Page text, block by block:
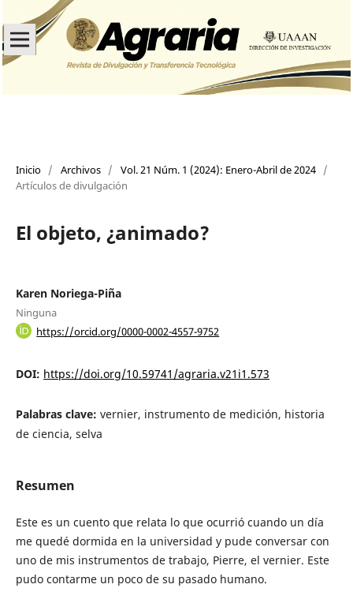
Inicio / Archivos / Vol. 21 Núm. 1 (2024): Enero-Abril de 2024 /
Artículos de divulgación
El objeto, ¿animado?
Karen Noriega-Piña
Ninguna
https://orcid.org/0000-0002-4557-9752
DOI: https://doi.org/10.59741/agraria.v21i1.573
Palabras clave: vernier, instrumento de medición, historia
de ciencia, selva
Resumen
Este es un cuento que relata lo que ocurrió cuando un día
me quedé dormida en la universidad y pude conversar con
uno de mis instrumentos de trabajo, Pierre, el vernier. Este
pudo contarme un poco de su pasado humano.